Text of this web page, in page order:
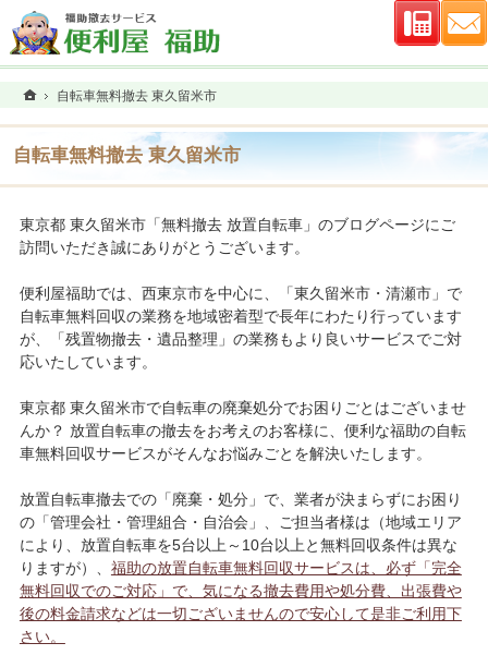
自転車無料撤去 東久留米市
東京都 東久留米市「無料撤去 放置自転車」のブログページにご
訪問いただき誠にありがとうございます。
便利屋福助では、西東京市を中心に、「東久留米市・清瀬市」で
自転車無料回収の業務を地域密着型で長年にわたり行っています
が、「残置物撤去・遺品整理」の業務もより良いサービスでご対
応いたしています。
東京都 東久留米市で自転車の廃棄処分でお困りごとはございませ
んか？ 放置自転車の撤去をお考えのお客様に、便利な福助の自転
車無料回収サービスがそんなお悩みごとを解決いたします。
放置自転車撤去での「廃棄・処分」で、業者が決まらずにお困り
の「管理会社・管理組合・自治会」、ご担当者様は（地域エリア
により、放置自転車を5台以上～10台以上と無料回収条件は異な
りますが）、 福助の放置自転車無料回収サービスは、必ず「完全
無料回収でのご対応」で、気になる撤去費用や処分費、出張費や
後の料金請求などは一切ございませんので安心して是非ご利用下
さい。
連絡先
ホーム
自転車無料撤去 東久留米市